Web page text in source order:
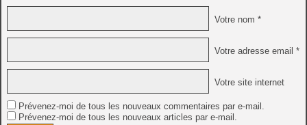
Votre nom *
Votre adresse email *
Votre site internet
Prévenez-moi de tous les nouveaux commentaires par e-mail.
Prévenez-moi de tous les nouveaux articles par e-mail.